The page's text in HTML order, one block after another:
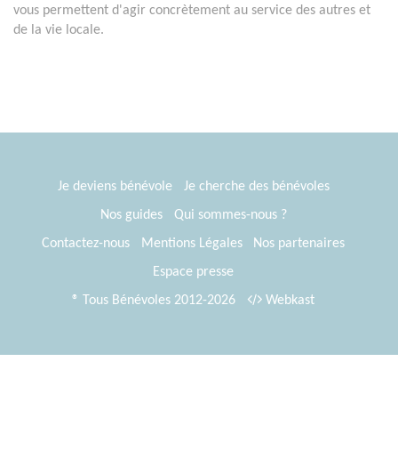
vous permettent d'agir concrètement au service des autres et
de la vie locale.
Je deviens bénévole
Je cherche des bénévoles
Nos guides
Qui sommes-nous ?
Contactez-nous
Mentions Légales
Nos partenaires
Espace presse
® Tous Bénévoles 2012-2026
Webkast